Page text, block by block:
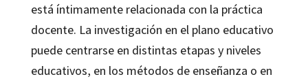
está íntimamente relacionada con la práctica
docente. La investigación en el plano educativo
puede centrarse en distintas etapas y niveles
educativos, en los métodos de enseñanza o en